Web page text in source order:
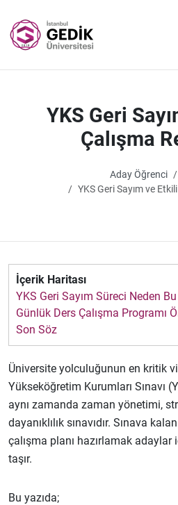
YKS Geri
Çalışma
Aday Öğrenci
YKS Geri Sayım ve
İçerik Haritası
YKS Geri Sayım Süreci Neden
Günlük Ders Çalışma Programı
Son Söz
Üniversite yolculuğunun en kritik
Yükseköğretim Kurumları Sınavı
aynı zamanda zaman yönetimi,
dayanıklılık sınavıdır. Sınava
çalışma planı hazırlamak
taşır.
Bu yazıda;